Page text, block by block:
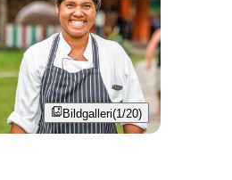
Bildgalleri(1/20)